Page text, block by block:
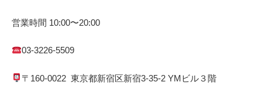
営業時間 10:00〜20:00
03-3226-5509
〒 160-0022 東京都新宿区新宿3-35-2 YMビル３階